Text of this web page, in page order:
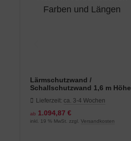
Lärmschutzwand /
Schallschutzwand 1,6 m Höhe
Längen
Lieferzeit: ca. 3-4 Wochen
ab 1.094,87 €
inkl. 19 % MwSt. zzgl. Versandkosten